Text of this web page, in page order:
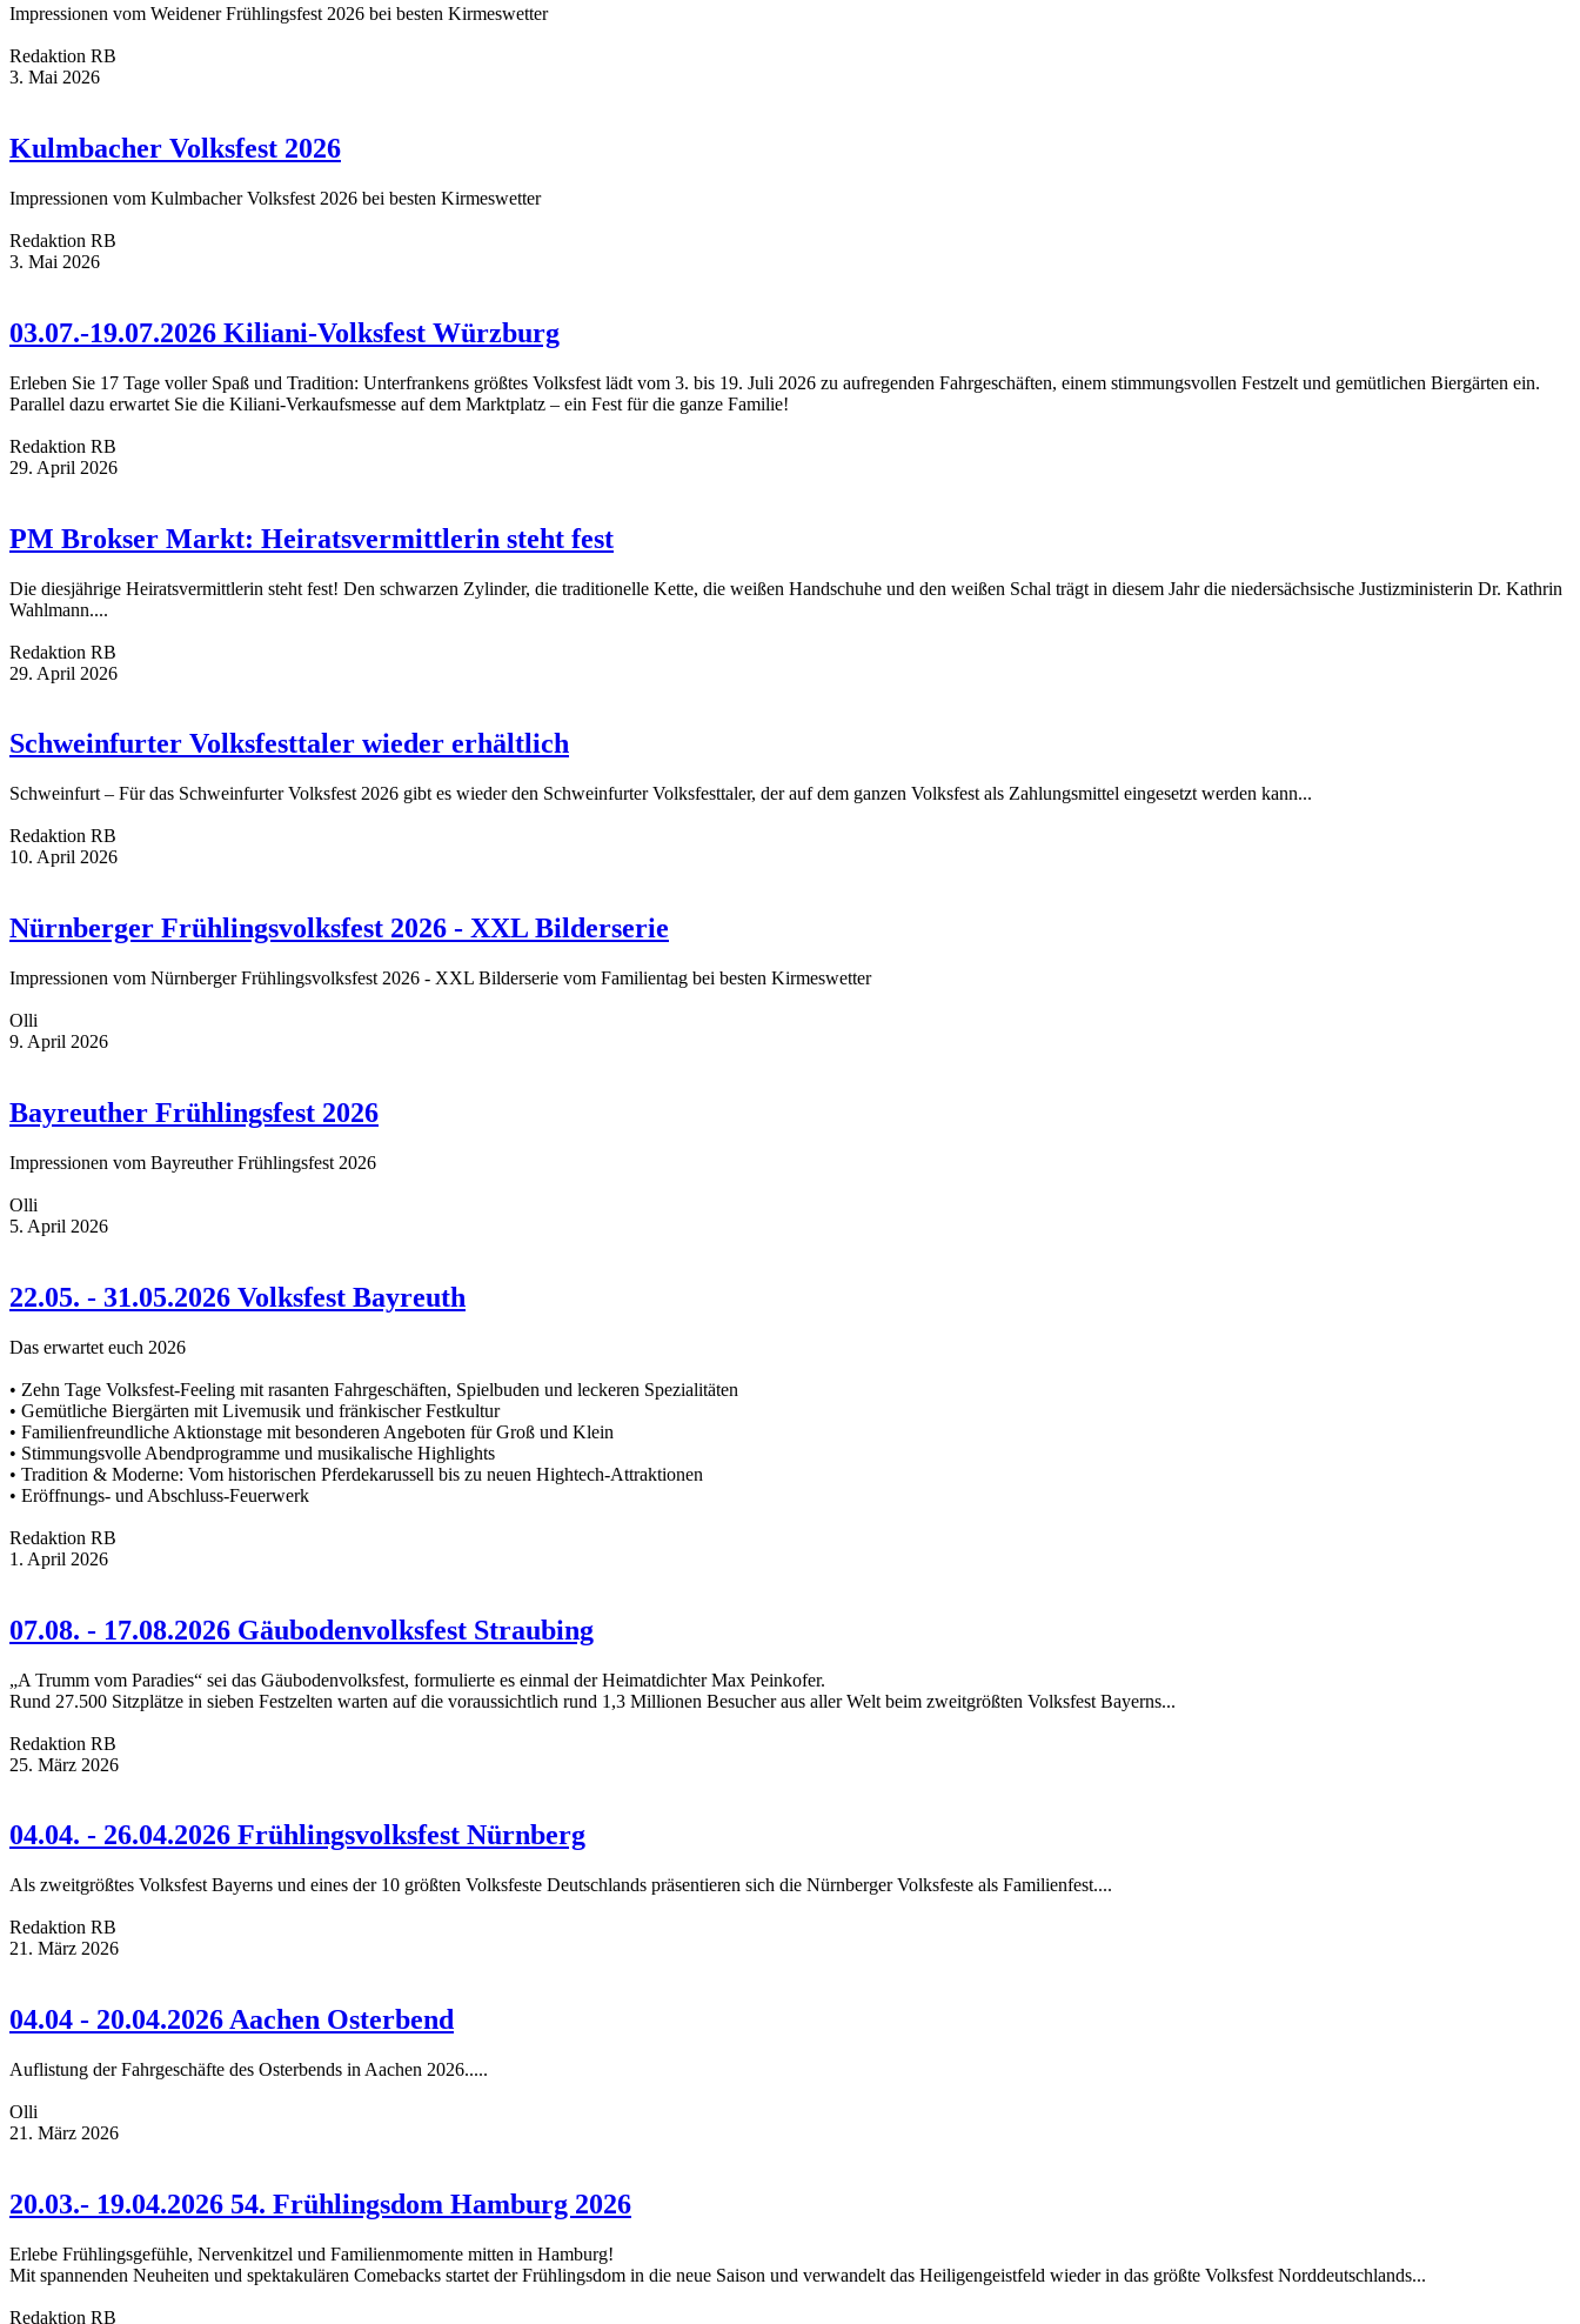
Impressionen vom Weidener Frühlingsfest 2026 bei besten Kirmeswetter
Redaktion RB
3. Mai 2026
Kulmbacher Volksfest 2026
Impressionen vom Kulmbacher Volksfest 2026 bei besten Kirmeswetter
Redaktion RB
3. Mai 2026
03.07.-19.07.2026 Kiliani-Volksfest Würzburg
Erleben Sie 17 Tage voller Spaß und Tradition: Unterfrankens größtes Volksfest lädt vom 3. bis 19. Juli 2026 zu aufregenden Fahrgeschäften, einem stimmungsvollen Festzelt und gemütlichen Biergärten ein.
Parallel dazu erwartet Sie die Kiliani-Verkaufsmesse auf dem Marktplatz – ein Fest für die ganze Familie!
Redaktion RB
29. April 2026
PM Brokser Markt: Heiratsvermittlerin steht fest
Die diesjährige Heiratsvermittlerin steht fest! Den schwarzen Zylinder, die traditionelle Kette, die weißen Handschuhe und den weißen Schal trägt in diesem Jahr die niedersächsische Justizministerin Dr. Kathrin
Wahlmann....
Redaktion RB
29. April 2026
Schweinfurter Volksfesttaler wieder erhältlich
Schweinfurt – Für das Schweinfurter Volksfest 2026 gibt es wieder den Schweinfurter Volksfesttaler, der auf dem ganzen Volksfest als Zahlungsmittel eingesetzt werden kann...
Redaktion RB
10. April 2026
Nürnberger Frühlingsvolksfest 2026 - XXL Bilderserie
Impressionen vom Nürnberger Frühlingsvolksfest 2026 - XXL Bilderserie vom Familientag bei besten Kirmeswetter
Olli
9. April 2026
Bayreuther Frühlingsfest 2026
Impressionen vom Bayreuther Frühlingsfest 2026
Olli
5. April 2026
22.05. - 31.05.2026 Volksfest Bayreuth
Das erwartet euch 2026
• Zehn Tage Volksfest-Feeling mit rasanten Fahrgeschäften, Spielbuden und leckeren Spezialitäten
• Gemütliche Biergärten mit Livemusik und fränkischer Festkultur
• Familienfreundliche Aktionstage mit besonderen Angeboten für Groß und Klein
• Stimmungsvolle Abendprogramme und musikalische Highlights
• Tradition & Moderne: Vom historischen Pferdekarussell bis zu neuen Hightech-Attraktionen
• Eröffnungs- und Abschluss-Feuerwerk
Redaktion RB
1. April 2026
07.08. - 17.08.2026 Gäubodenvolksfest Straubing
„A Trumm vom Paradies“ sei das Gäubodenvolksfest, formulierte es einmal der Heimatdichter Max Peinkofer.
Rund 27.500 Sitzplätze in sieben Festzelten warten auf die voraussichtlich rund 1,3 Millionen Besucher aus aller Welt beim zweitgrößten Volksfest Bayerns...
Redaktion RB
25. März 2026
04.04. - 26.04.2026 Frühlingsvolksfest Nürnberg
Als zweitgrößtes Volksfest Bayerns und eines der 10 größten Volksfeste Deutschlands präsentieren sich die Nürnberger Volksfeste als Familienfest....
Redaktion RB
21. März 2026
04.04 - 20.04.2026 Aachen Osterbend
Auflistung der Fahrgeschäfte des Osterbends in Aachen 2026.....
Olli
21. März 2026
20.03.- 19.04.2026 54. Frühlingsdom Hamburg 2026
Erlebe Frühlingsgefühle, Nervenkitzel und Familienmomente mitten in Hamburg!
Mit spannenden Neuheiten und spektakulären Comebacks startet der Frühlingsdom in die neue Saison und verwandelt das Heiligengeistfeld wieder in das größte Volksfest Norddeutschlands...
Redaktion RB